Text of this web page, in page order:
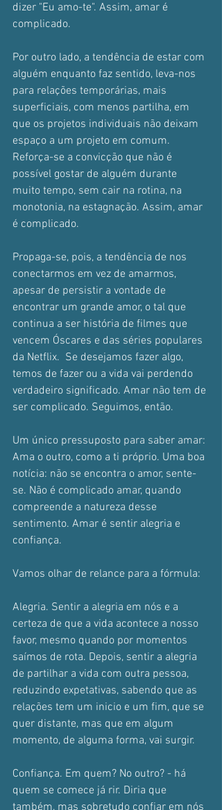
dizer "Eu amo-te". Assim, amar é
complicado.
Por outro lado, a tendência de estar com
alguém enquanto faz sentido, leva-nos
para relações temporárias, mais
superficiais, com menos partilha, em
que os projetos individuais não deixam
espaço a um projeto em comum.
Reforça-se a convicção que não é
possível gostar de alguém durante
muito tempo, sem cair na rotina, na
monotonia, na estagnação. Assim, amar
é complicado.
Propaga-se, pois, a tendência de nos
conectarmos em vez de amarmos,
apesar de persistir a vontade de
encontrar um grande amor, o tal que
continua a ser história de filmes que
vencem Óscares e das séries populares
da Netflix.  Se desejamos fazer algo,
temos de fazer ou a vida vai perdendo
verdadeiro significado. Amar não tem de
ser complicado. Seguimos, então.
Um único pressuposto para saber amar:
Ama o outro, como a ti próprio. Uma boa
notícia: não se encontra o amor, sente-
se. Não é complicado amar, quando
compreende a natureza desse
sentimento. Amar é sentir alegria e
confiança.
Vamos olhar de relance para a fórmula:
Alegria. Sentir a alegria em nós e a
certeza de que a vida acontece a nosso
favor, mesmo quando por momentos
saímos de rota. Depois, sentir a alegria
de partilhar a vida com outra pessoa,
reduzindo expetativas, sabendo que as
relações tem um inicio e um fim, que se
quer distante, mas que em algum
momento, de alguma forma, vai surgir.
Confiança. Em quem? No outro? - há
quem se comece já rir. Diria que
também, mas sobretudo confiar em nós